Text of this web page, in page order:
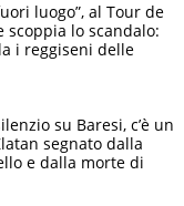
luogo”, al Tour de
scoppia lo scandalo:
i reggiseni delle
su Baresi, c’è un
segnato dalla
e dalla morte di